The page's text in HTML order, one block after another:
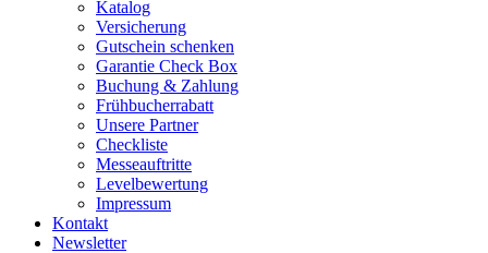
Katalog
Versicherung
Gutschein schenken
Garantie Check Box
Buchung & Zahlung
Frühbucherrabatt
Unsere Partner
Checkliste
Messeauftritte
Levelbewertung
Impressum
Kontakt
Newsletter